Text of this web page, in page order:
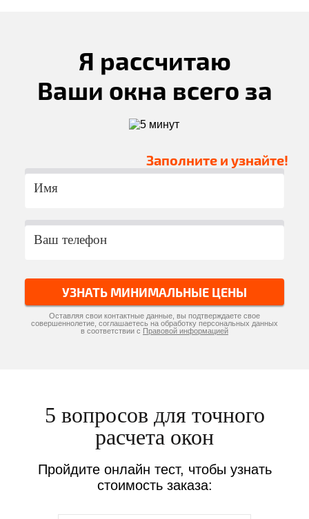
Я рассчитаю
Ваши окна всего за
Заполните и узнайте!
УЗНАТЬ МИНИМАЛЬНЫЕ ЦЕНЫ
Оставляя свои контактные данные, вы подтверждаете свое
совершеннолетие, соглашаетесь на обработку персональных данных
в соответствии с Правовой информацией
5 вопросов для точного
расчета окон
Пройдите онлайн тест, чтобы узнать
стоимость заказа: